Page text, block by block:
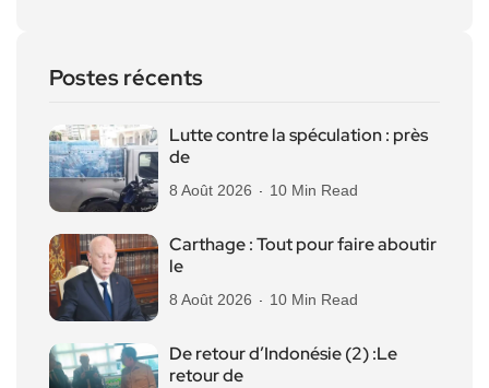
Postes récents
Lutte contre la spéculation : près
de
8 Août 2026 10 Min Read
Carthage : Tout pour faire aboutir
le
8 Août 2026 10 Min Read
De retour d’Indonésie (2) :Le
retour de